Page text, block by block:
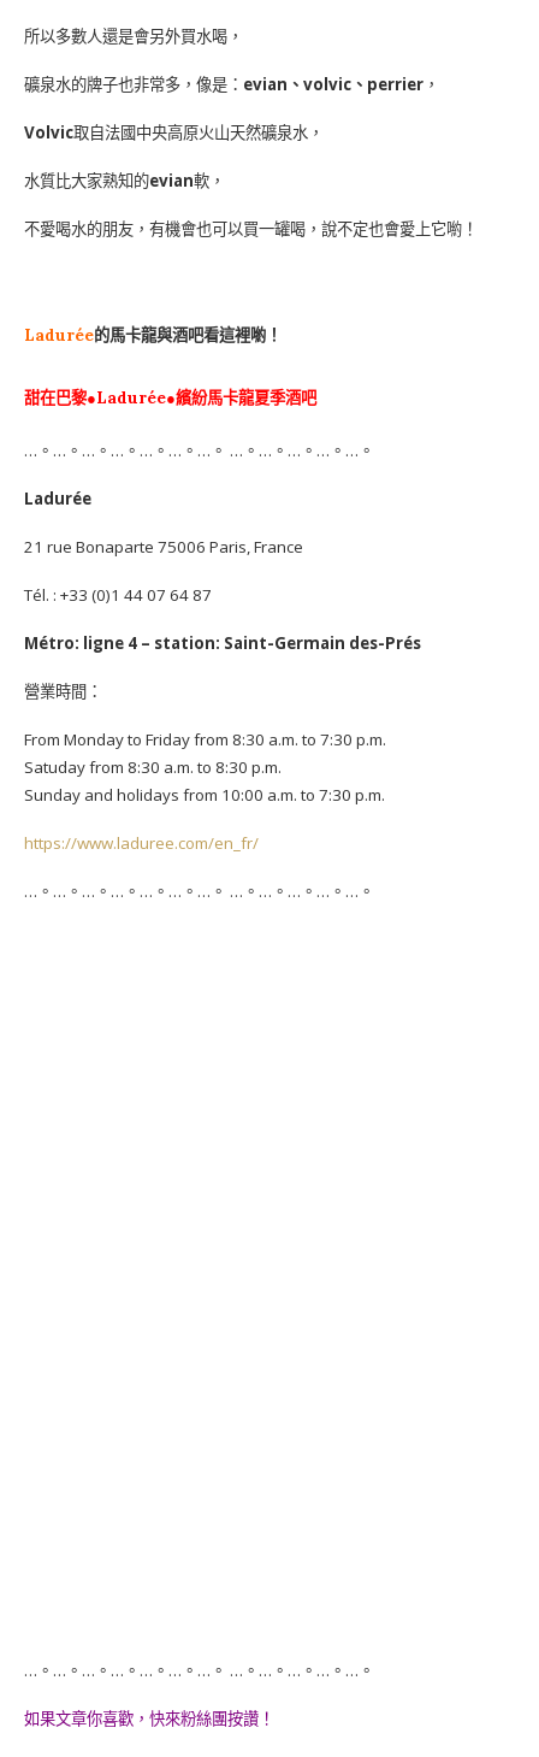
所以多數人還是會另外買水喝，
礦泉水的牌子也非常多，像是： evian、volvic、perrier ，
Volvic取自法國中央高原火山天然礦泉水，
水質比大家熟知的evian軟，
不愛喝水的朋友，有機會也可以買一罐喝，說不定也會愛上它喲！
Ladurée的馬卡龍與酒吧看這裡喲！
甜在巴黎●Ladurée●繽紛馬卡龍夏季酒吧
…。…。…。…。…。…。…。 …。…。…。…。…。
Ladurée
21 rue Bonaparte 75006 Paris, France
Tél. : +33 (0)1 44 07 64 87
Métro: ligne 4 – station: Saint-Germain des-Prés
營業時間：
From Monday to Friday from 8:30 a.m. to 7:30 p.m.
Satuday from 8:30 a.m. to 8:30 p.m.
Sunday and holidays from 10:00 a.m. to 7:30 p.m.
https://www.laduree.com/en_fr/
…。…。…。…。…。…。…。 …。…。…。…。…。
…。…。…。…。…。…。…。 …。…。…。…。…。
如果文章你喜歡，快來粉絲團按讚！